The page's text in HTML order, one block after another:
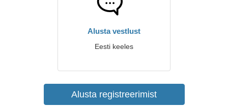
Alusta vestlust
Eesti keeles
Alusta registreerimist